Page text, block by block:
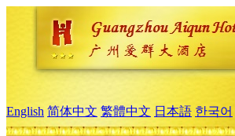
English 简体中文 繁體中文 日本語 한국어